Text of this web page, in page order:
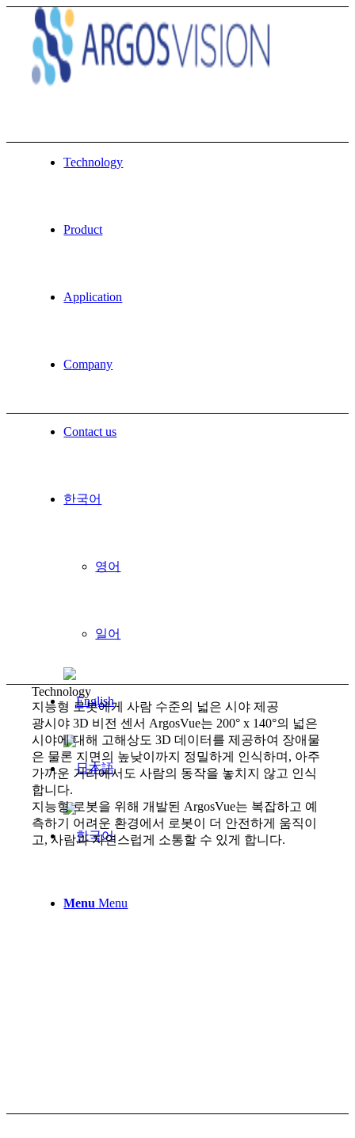
Technology
Product
Application
Company
Contact us
한국어
영어
일어
Menu Menu
Technology
지능형 로봇에게 사람 수준의 넓은 시야 제공
광시야 3D 비전 센서 ArgosVue는 200° x 140°의 넓은
시야에 대해 고해상도 3D 데이터를 제공하여 장애물
은 물론 지면의 높낮이까지 정밀하게 인식하며, 아주
가까운 거리에서도 사람의 동작을 놓치지 않고 인식
합니다.
지능형 로봇을 위해 개발된 ArgosVue는 복잡하고 예
측하기 어려운 환경에서 로봇이 더 안전하게 움직이
고, 사람과 자연스럽게 소통할 수 있게 합니다.